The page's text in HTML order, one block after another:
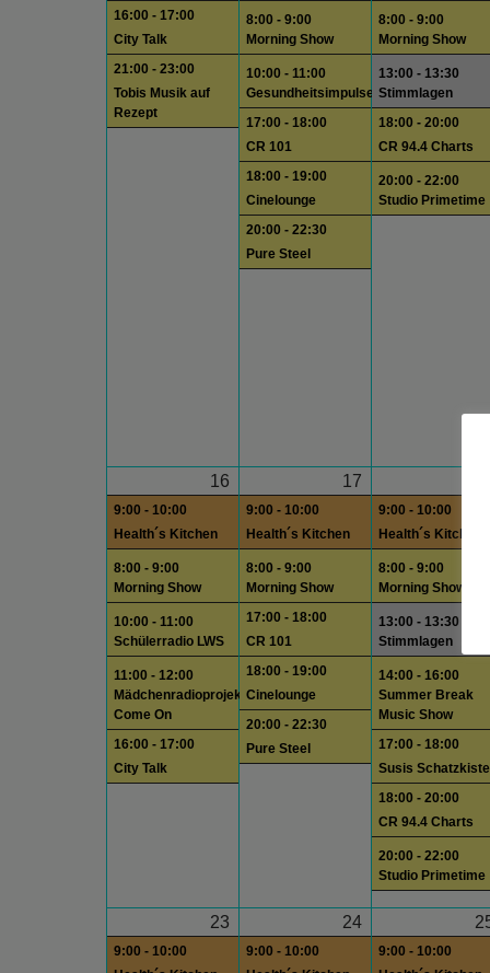
16:00 - 17:00
City Talk
21:00 - 23:00
Tobis Musik auf
Rezept
8:00 - 9:00
Morning Show
10:00 - 11:00
Gesundheitsimpulse
17:00 - 18:00
CR 101
18:00 - 19:00
Cinelounge
20:00 - 22:30
Pure Steel
8:00 - 9:00
Morning Show
13:00 - 13:30
Stimmlagen
18:00 - 20:00
CR 94.4 Charts
20:00 - 22:00
Studio Primetime
16
9:00 - 10:00
Health´s Kitchen
8:00 - 9:00
Morning Show
10:00 - 11:00
Schülerradio LWS
11:00 - 12:00
Mädchenradioprojekt
Come On
16:00 - 17:00
City Talk
17
9:00 - 10:00
Health´s Kitchen
8:00 - 9:00
Morning Show
17:00 - 18:00
CR 101
18:00 - 19:00
Cinelounge
20:00 - 22:30
Pure Steel
9:00 - 10:00
Health´s Kitchen
8:00 - 9:00
Morning Show
13:00 - 13:30
Stimmlagen
14:00 - 16:00
Summer Break
Music Show
17:00 - 18:00
Susis Schatzkiste
18:00 - 20:00
CR 94.4 Charts
20:00 - 22:00
Studio Primetime
23
9:00 - 10:00
24
9:00 - 10:00
9:00 - 10:00